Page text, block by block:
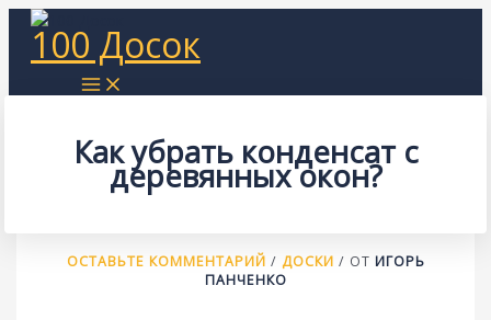
Перейти
содержимому
100 Досок
Как убрать конденсат с
деревянных окон?
ОСТАВЬТЕ КОММЕНТАРИЙ / ДОСКИ / ОТ ИГОРЬ
ПАНЧЕНКО